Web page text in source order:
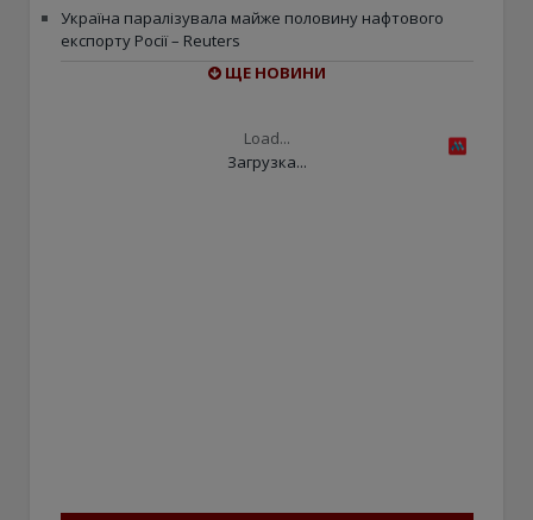
Україна паралізувала майже половину нафтового
експорту Росії – Reuters
ЩЕ НОВИНИ
Load...
Загрузка...